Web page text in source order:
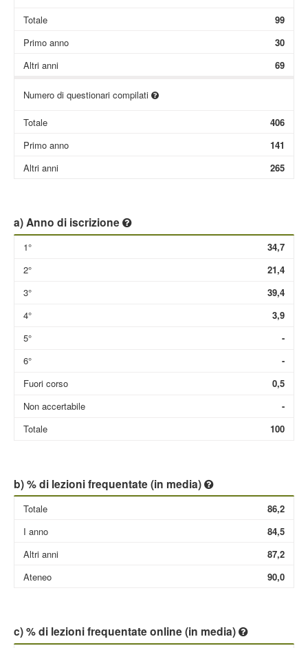
Totale
99
Primo anno
30
Altri anni
69
Numero di questionari compilati
Totale
406
Primo anno
141
Altri anni
265
a) Anno di iscrizione
1°
2°
3°
4°
5°
6°
Fuori corso
Non accertabile
Totale
34,7
21,4
39,4
3,9
-
-
0,5
-
100
b) % di lezioni frequentate (in media)
Totale
I anno
Altri anni
Ateneo
86,2
84,5
87,2
90,0
c) % di lezioni frequentate online (in media)